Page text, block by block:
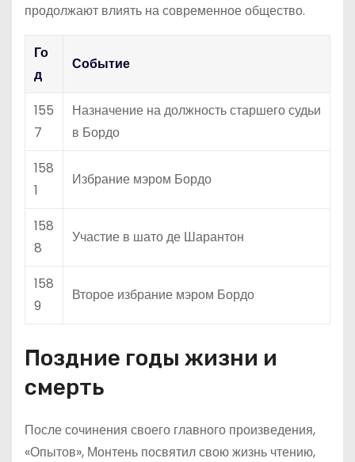
продолжают влиять на современное общество.
Го
д
Событие
155
7
Назначение на должность старшего судьи
в Бордо
158
1
Избрание мэром Бордо
158
8
Участие в шато де Шарантон
158
9
Второе избрание мэром Бордо
Поздние годы жизни и
смерть
После сочинения своего главного произведения,
«Опытов», Монтень посвятил свою жизнь чтению,